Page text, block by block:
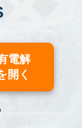
電解
開く